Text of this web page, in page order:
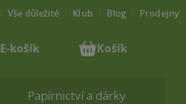
Papírnictví a dárky
Vše důležité Klub Blog Prodejny
E-košík Košík